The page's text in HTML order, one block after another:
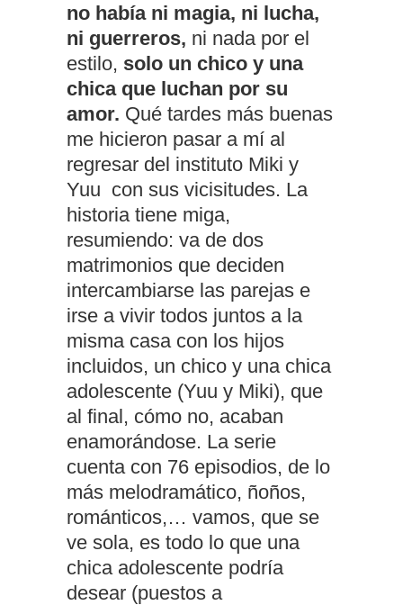
no había ni magia, ni lucha,
ni guerreros, ni nada por el
estilo, solo un chico y una
chica que luchan por su
amor. Qué tardes más buenas
me hicieron pasar a mí al
regresar del instituto Miki y
Yuu con sus vicisitudes. La
historia tiene miga,
resumiendo: va de dos
matrimonios que deciden
intercambiarse las parejas e
irse a vivir todos juntos a la
misma casa con los hijos
incluidos, un chico y una chica
adolescente (Yuu y Miki), que
al final, cómo no, acaban
enamorándose. La serie
cuenta con 76 episodios, de lo
más melodramático, ñoños,
románticos,… vamos, que se
ve sola, es todo lo que una
chica adolescente podría
desear (puestos a